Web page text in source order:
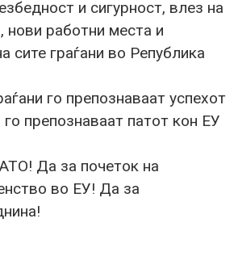
и сигурност, влез на
нови работни места и
сите граѓани во Република
го препознаваат успехот
го препознаваат патот кон ЕУ
Да за почеток на
во ЕУ! Да за